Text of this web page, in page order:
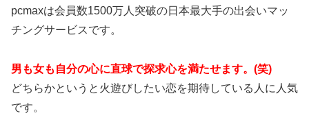
pcmaxは会員数1500万人突破の日本最大手の出会いマッ
チングサービスです。
男も女も自分の心に直球で探求心を満たせます。(笑)
どちらかというと火遊びしたい恋を期待している人に人気
です。